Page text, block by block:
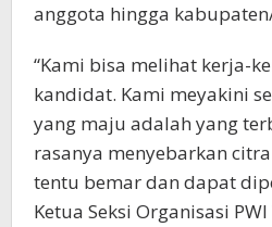
anggota hingga
“Kami bisa melihat kerja-
kandidat. Kami meyakini
yang maju adalah yang
rasanya menyebarkan
tentu bemar dan dapat
Ketua Seksi Organisasi